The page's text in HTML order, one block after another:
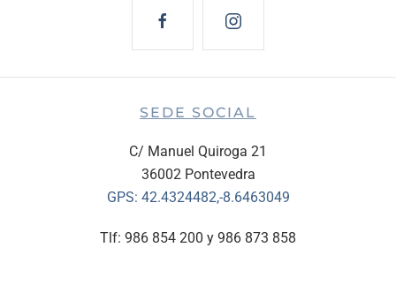
SEDE SOCIAL
C/ Manuel Quiroga 21
36002 Pontevedra
GPS: 42.4324482,-8.6463049
Tlf: 986 854 200 y 986 873 858